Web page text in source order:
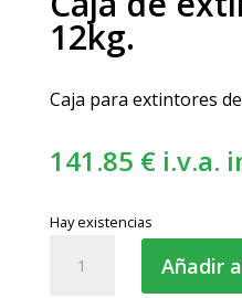
12kg.
Caja para extintores
141.85 € i.v.a.
Hay existencias
Añadir